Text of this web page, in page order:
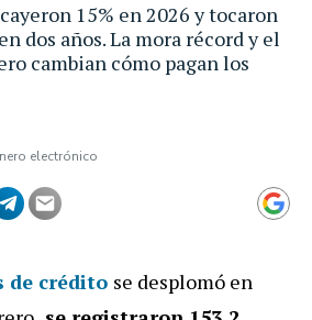
15% en 2026 y tocaron
dos años. La mora récord y el
cambian cómo pagan los
electrónico
de crédito se desplomó en